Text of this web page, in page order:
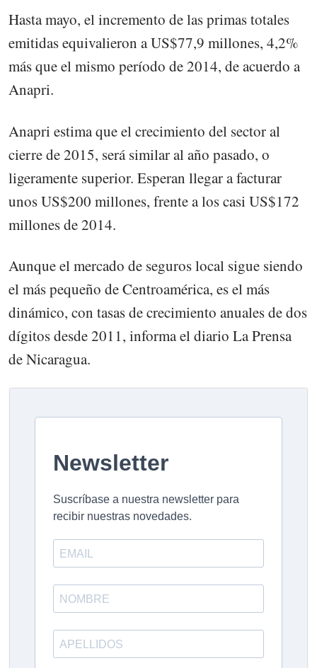
Hasta mayo, el incremento de las primas totales
emitidas equivalieron a US$77,9 millones, 4,2%
más que el mismo período de 2014, de acuerdo a
Anapri.
Anapri estima que el crecimiento del sector al
cierre de 2015, será similar al año pasado, o
ligeramente superior. Esperan llegar a facturar
unos US$200 millones, frente a los casi US$172
millones de 2014.
Aunque el mercado de seguros local sigue siendo
el más pequeño de Centroamérica, es el más
dinámico, con tasas de crecimiento anuales de dos
dígitos desde 2011, informa el diario La Prensa
de Nicaragua.